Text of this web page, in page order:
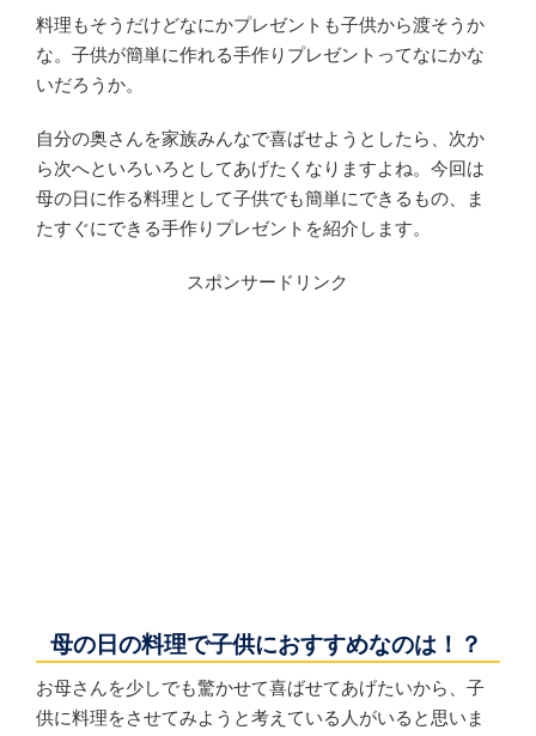
料理もそうだけどなにかプレゼントも子供から渡そうか
な。子供が簡単に作れる手作りプレゼントってなにかな
いだろうか。
自分の奥さんを家族みんなで喜ばせようとしたら、次か
ら次へといろいろとしてあげたくなりますよね。今回は
母の日に作る料理として子供でも簡単にできるもの、ま
たすぐにできる手作りプレゼントを紹介します。
スポンサードリンク
母の日の料理で子供におすすめなのは！？
お母さんを少しでも驚かせて喜ばせてあげたいから、子
供に料理をさせてみようと考えている人がいると思いま